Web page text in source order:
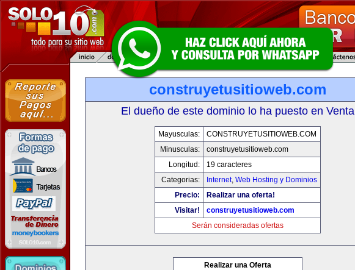
construyetusitioweb.com
El dueño de este dominio lo ha puesto en Venta
Mayusculas:
CONSTRUYETUSITIOWEB.COM
Minusculas:
construyetusitioweb.com
Longitud:
19 caracteres
Categorias:
Internet, Web Hosting y Dominios
Precio:
Realizar una oferta!
Visitar!
construyetusitioweb.com
Serán consideradas ofertas
Realizar una Oferta